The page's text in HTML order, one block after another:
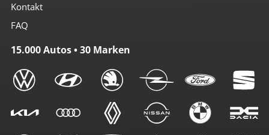
Kontakt
FAQ
15.000 Autos • 30 Marken